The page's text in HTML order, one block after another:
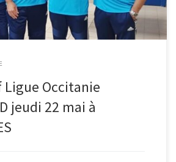
Occitanie
jeudi 22 mai à